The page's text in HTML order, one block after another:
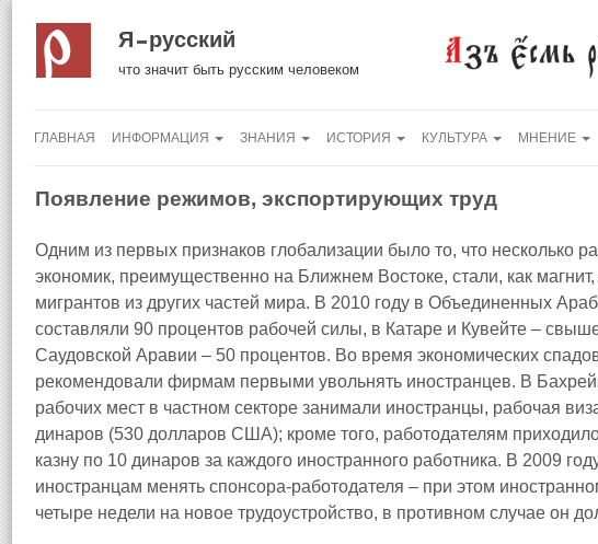
Я русский
что значит быть русским человеком
ГЛАВНАЯ ИНФОРМАЦИЯ ЗНАНИЯ ИСТОРИЯ КУЛЬТУРА МНЕНИЕ
Появление режимов, экспортирующих труд
Одним из первых признаков глобализации было то, что несколько
экономик, преимущественно на Ближнем Востоке, стали, как магнит,
мигрантов из других частей мира. В 2010 году в Объединенных
составляли 90 процентов рабочей силы, в Катаре и Кувейте –
Саудовской Аравии – 50 процентов. Во время экономических
рекомендовали фирмам первыми увольнять иностранцев. В
рабочих мест в частном секторе занимали иностранцы, рабочая
динаров (530 долларов США); кроме того, работодателям
казну по 10 динаров за каждого иностранного работника. В 2009
иностранцам менять спонсора‑работодателя – при этом
четыре недели на новое трудоустройство, в противном случае он